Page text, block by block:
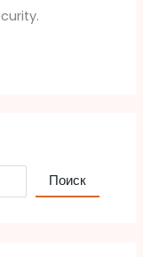
Поиск